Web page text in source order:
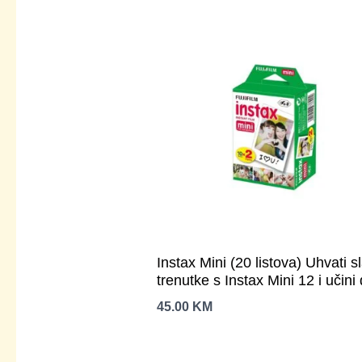
Instax Mini (20 listova) Uhvati slatke
trenutke s Instax Mini 12 i učini
još zabavnijim.
45.00 KM